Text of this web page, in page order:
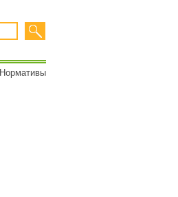
Нормативы